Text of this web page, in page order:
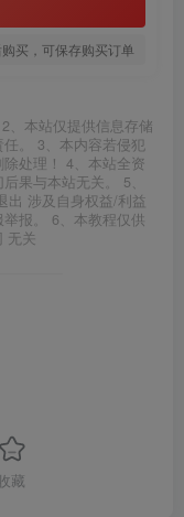
买，可保存购买订单
、本站仅提供信息存储
。 3、本内容若侵犯
处理！ 4、本站全资
果与本站无关。 5、
出 涉及自身权益/利益
报。 6、本教程仅供
无关
藏